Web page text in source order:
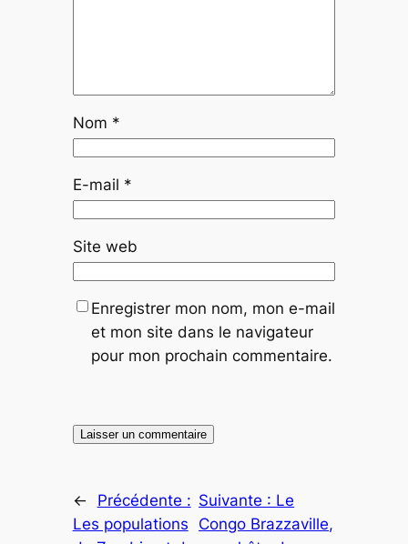
Nom *
E-mail *
Site web
Enregistrer mon nom, mon e-mail
et mon site dans le navigateur
pour mon prochain commentaire.
←
Précédente :
Les populations
Suivante : Le
Congo Brazzaville,